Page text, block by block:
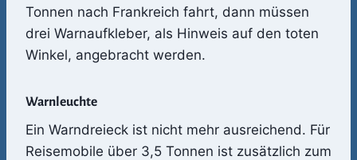
Tonnen nach Frankreich fahrt, dann müssen
drei Warnaufkleber, als Hinweis auf den toten
Winkel, angebracht werden.
Warnleuchte
Ein Warndreieck ist nicht mehr ausreichend. Für
Reisemobile über 3,5 Tonnen ist zusätzlich zum